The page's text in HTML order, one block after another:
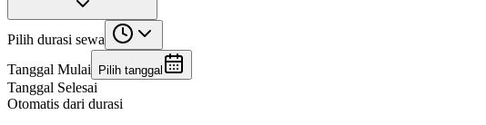
Pilih durasi sewa
Tanggal Mulai
Pilih tanggal
Tanggal Selesai
Otomatis dari durasi